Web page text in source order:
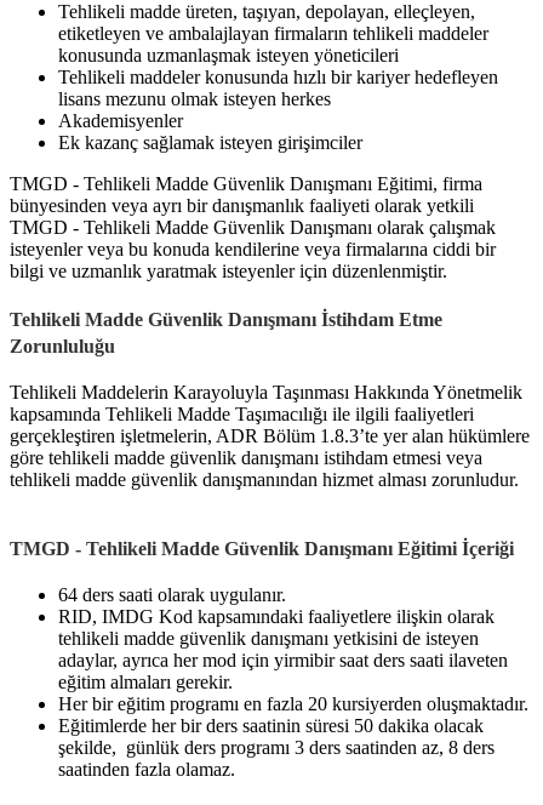
Tehlikeli madde üreten, taşıyan, depolayan, elleçleyen,
etiketleyen ve ambalajlayan firmaların tehlikeli maddeler
konusunda uzmanlaşmak isteyen yöneticileri
Tehlikeli maddeler konusunda hızlı bir kariyer hedefleyen
lisans mezunu olmak isteyen herkes
Akademisyenler
Ek kazanç sağlamak isteyen girişimciler
TMGD - Tehlikeli Madde Güvenlik Danışmanı Eğitimi, firma
bünyesinden veya ayrı bir danışmanlık faaliyeti olarak yetkili
TMGD - Tehlikeli Madde Güvenlik Danışmanı olarak çalışmak
isteyenler veya bu konuda kendilerine veya firmalarına ciddi bir
bilgi ve uzmanlık yaratmak isteyenler için düzenlenmiştir.
Tehlikeli Madde Güvenlik Danışmanı İstihdam Etme
Zorunluluğu
Tehlikeli Maddelerin Karayoluyla Taşınması Hakkında Yönetmelik
kapsamında Tehlikeli Madde Taşımacılığı ile ilgili faaliyetleri
gerçekleştiren işletmelerin, ADR Bölüm 1.8.3’te yer alan hükümlere
göre tehlikeli madde güvenlik danışmanı istihdam etmesi veya
tehlikeli madde güvenlik danışmanından hizmet alması zorunludur.
TMGD - Tehlikeli Madde Güvenlik Danışmanı Eğitimi İçeriği
64 ders saati olarak uygulanır.
RID, IMDG Kod kapsamındaki faaliyetlere ilişkin olarak
tehlikeli madde güvenlik danışmanı yetkisini de isteyen
adaylar, ayrıca her mod için yirmibir saat ders saati ilaveten
eğitim almaları gerekir.
Her bir eğitim programı en fazla 20 kursiyerden oluşmaktadır.
Eğitimlerde her bir ders saatinin süresi 50 dakika olacak
şekilde, günlük ders programı 3 ders saatinden az, 8 ders
saatinden fazla olamaz.